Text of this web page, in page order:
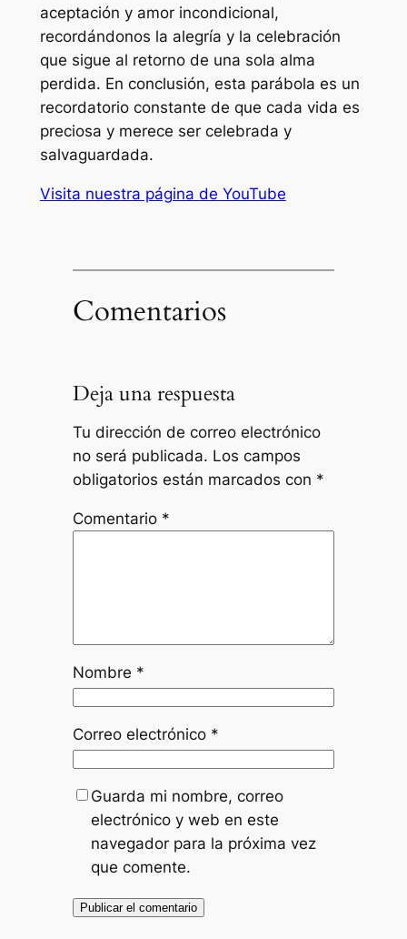
aceptación y amor incondicional,
recordándonos la alegría y la celebración
que sigue al retorno de una sola alma
perdida. En conclusión, esta parábola es un
recordatorio constante de que cada vida es
preciosa y merece ser celebrada y
salvaguardada.
Visita nuestra página de YouTube
Comentarios
Deja una respuesta
Tu dirección de correo electrónico
no será publicada. Los campos
obligatorios están marcados con *
Comentario *
Nombre *
Correo electrónico *
Guarda mi nombre, correo
electrónico y web en este
navegador para la próxima vez
que comente.